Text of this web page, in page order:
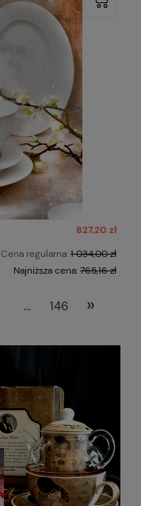
827,20 zł
Cena regularna:1 034,00 zł
Najniższa cena:765,16 zł
... 146 »